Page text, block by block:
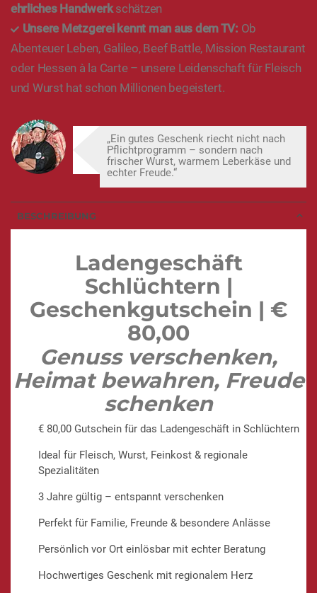
ehrliches Handwerkschätzen
Unsere Metzgerei kennt man aus dem TV: Ob
Abenteuer Leben, Galileo, Beef Battle, Mission Restaurant
oder Hessen à la Carte – unsere Leidenschaft für Fleisch
und Wurst hat schon Millionen begeistert.
„Ein gutes Geschenk riecht nicht nach
Pflichtprogramm – sondern nach
frischer Wurst, warmem Leberkäse und
echter Freude.“
BESCHREIBUNG
Ladengeschäft
Schlüchtern |
Geschenkgutschein | €
80,00
Genuss verschenken,
Heimat bewahren, Freude
schenken
€ 80,00 Gutschein für das Ladengeschäft in Schlüchtern
Ideal für Fleisch, Wurst, Feinkost & regionale
Spezialitäten
3 Jahre gültig – entspannt verschenken
Perfekt für Familie, Freunde & besondere Anlässe
Persönlich vor Ort einlösbar mit echter Beratung
Hochwertiges Geschenk mit regionalem Herz